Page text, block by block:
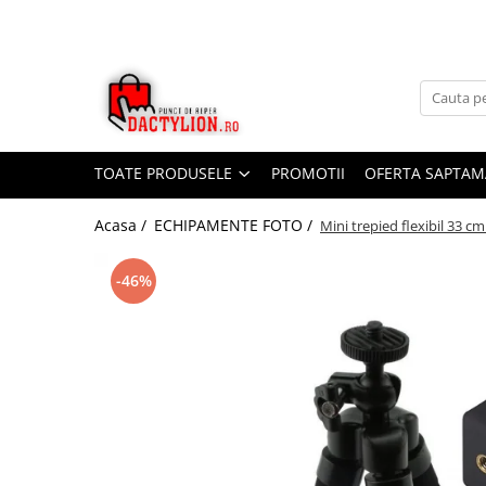
TOATE PRODUSELE PROMOTII OFERTA
Acasa / ECHIPAMENTE FOTO / Mini trepied flexibil 33
-46%